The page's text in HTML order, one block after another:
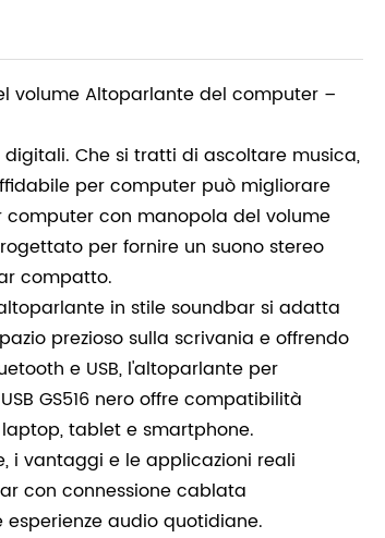
volume Altoparlante del computer –
Che si tratti di ascoltare musica,
per computer può migliorare
computer con manopola del volume
per fornire un suono stereo
compatto.
in stile soundbar si adatta
prezioso sulla scrivania e offrendo
e USB, l'altoparlante per
GS516 nero offre compatibilità
tablet e smartphone.
i vantaggi e le applicazioni reali
con connessione cablata
audio quotidiane.